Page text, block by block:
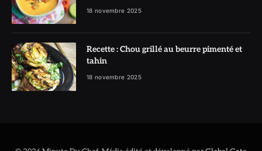
réconfortant
18 novembre 2025
Recette : Chou grillé au beurre pimenté et
tahin
18 novembre 2025